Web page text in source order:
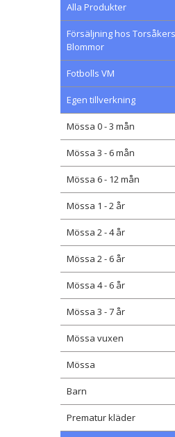
Alla Produkter
Försäljning hos Torsåkers
Blommor
Fotbolls VM
Egen tillverkning
Mössa 0 - 3 mån
Mössa 3 - 6 mån
Mössa 6 - 12 mån
Mössa 1 - 2 år
Mössa 2 - 4 år
Mössa 2 - 6 år
Mössa 4 - 6 år
Mössa 3 - 7 år
Mössa vuxen
Mössa
Barn
Prematur kläder